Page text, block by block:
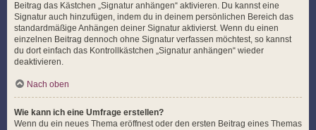
Beitrag das Kästchen „Signatur anhängen“ aktivieren. Du kannst eine
Signatur auch hinzufügen, indem du in deinem persönlichen Bereich das
standardmäßige Anhängen deiner Signatur aktivierst. Wenn du einen
einzelnen Beitrag dennoch ohne Signatur verfassen möchtest, so kannst
du dort einfach das Kontrollkästchen „Signatur anhängen“ wieder
deaktivieren.
Nach oben
Wie kann ich eine Umfrage erstellen?
Wenn du ein neues Thema eröffnest oder den ersten Beitrag eines Themas